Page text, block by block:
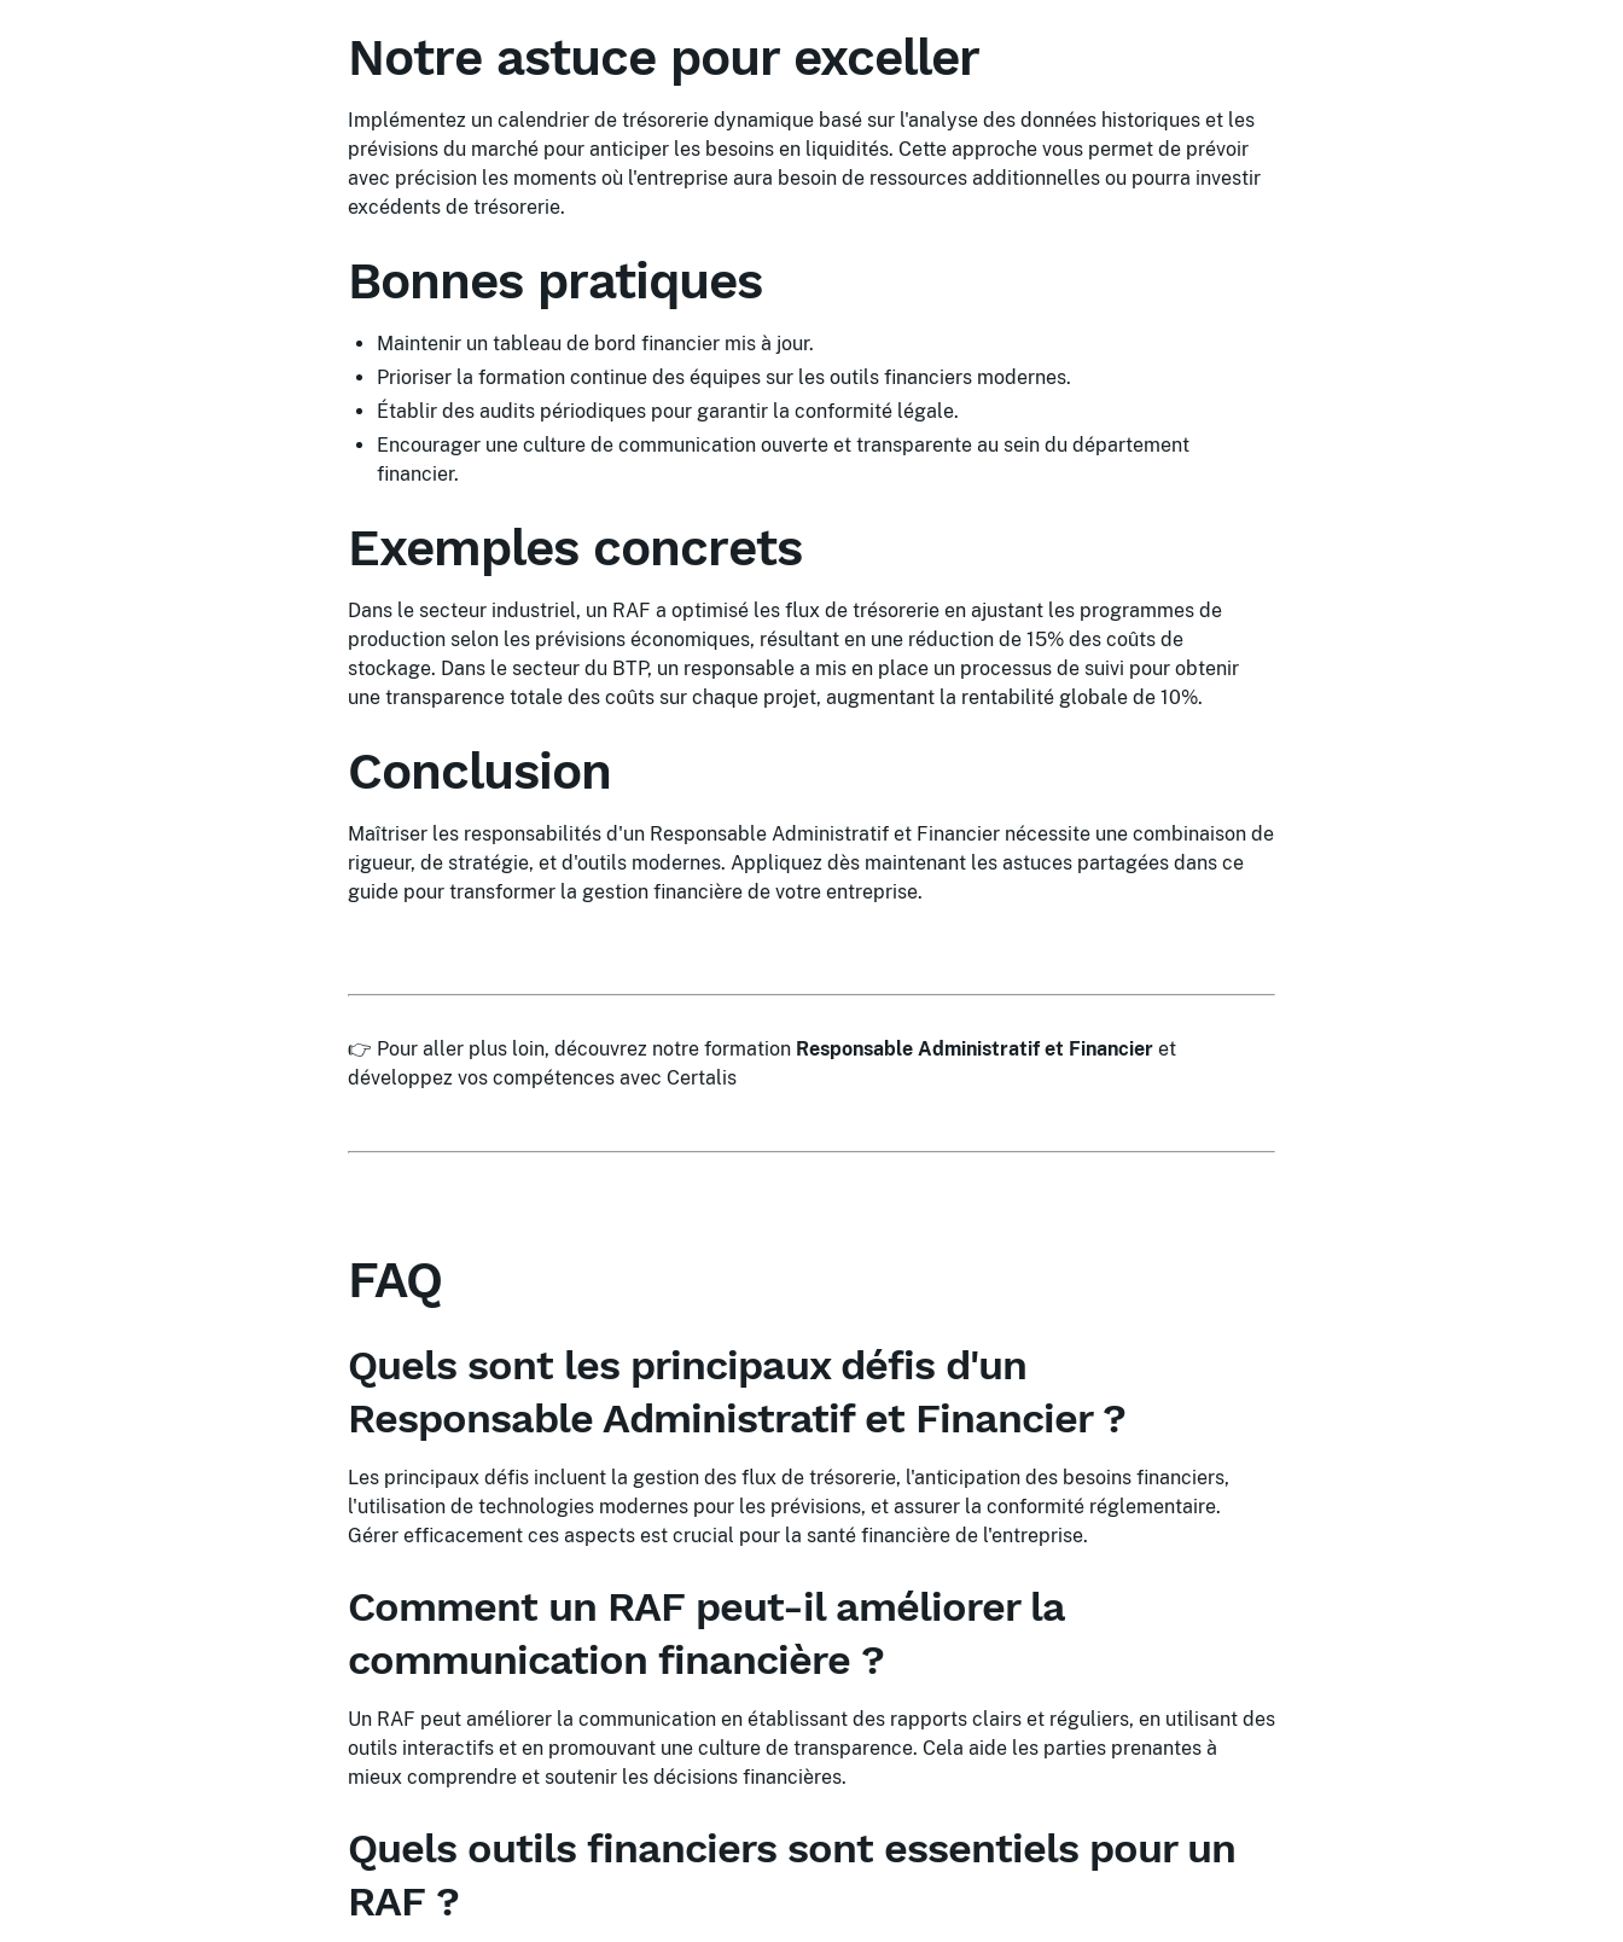
Notre astuce pour exceller
Implémentez un calendrier de trésorerie dynamique basé sur l'analyse des données historiques et les
prévisions du marché pour anticiper les besoins en liquidités. Cette approche vous permet de prévoir
avec précision les moments où l'entreprise aura besoin de ressources additionnelles ou pourra investir
excédents de trésorerie.
Bonnes pratiques
Maintenir un tableau de bord financier mis à jour.
Prioriser la formation continue des équipes sur les outils financiers modernes.
Établir des audits périodiques pour garantir la conformité légale.
Encourager une culture de communication ouverte et transparente au sein du département
financier.
Exemples concrets
Dans le secteur industriel, un RAF a optimisé les flux de trésorerie en ajustant les programmes de
production selon les prévisions économiques, résultant en une réduction de 15% des coûts de
stockage. Dans le secteur du BTP, un responsable a mis en place un processus de suivi pour obtenir
une transparence totale des coûts sur chaque projet, augmentant la rentabilité globale de 10%.
Conclusion
Maîtriser les responsabilités d'un Responsable Administratif et Financier nécessite une combinaison de
rigueur, de stratégie, et d'outils modernes. Appliquez dès maintenant les astuces partagées dans ce
guide pour transformer la gestion financière de votre entreprise.
👉 Pour aller plus loin, découvrez notre formation Responsable Administratif et Financier et
développez vos compétences avec Certalis
FAQ
Quels sont les principaux défis d'un
Responsable Administratif et Financier ?
Les principaux défis incluent la gestion des flux de trésorerie, l'anticipation des besoins financiers,
l'utilisation de technologies modernes pour les prévisions, et assurer la conformité réglementaire.
Gérer efficacement ces aspects est crucial pour la santé financière de l'entreprise.
Comment un RAF peut-il améliorer la
communication financière ?
Un RAF peut améliorer la communication en établissant des rapports clairs et réguliers, en utilisant des
outils interactifs et en promouvant une culture de transparence. Cela aide les parties prenantes à
mieux comprendre et soutenir les décisions financières.
Quels outils financiers sont essentiels pour un
RAF ?